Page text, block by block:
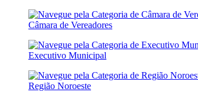
Câmara de Vereadores
Executivo Municipal
Região Noroeste